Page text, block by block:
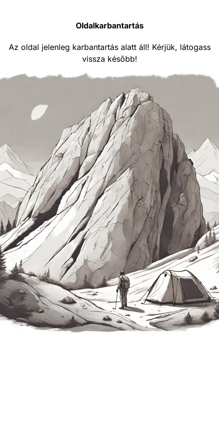
Oldalkarbantartás
Az oldal jelenleg karbantartás alatt áll! Kérjük, látogass
vissza később!